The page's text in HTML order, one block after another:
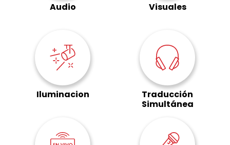
Audio Visuales
Iluminacion
Traducción
Simultánea